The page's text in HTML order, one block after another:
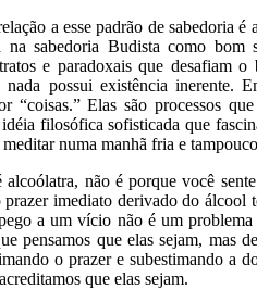
a esse padrão de sabedoria
na sabedoria Budista como
e paradoxais que desafiam
nada possui existência inerente.
“coisas.” Elas são processos
filosófica sofisticada que
numa manhã fria e
alcoólatra, não é porque você
imediato derivado do álcool
a um vício não é um
pensamos que elas sejam, mas
o prazer e subestimando a
que elas sejam.